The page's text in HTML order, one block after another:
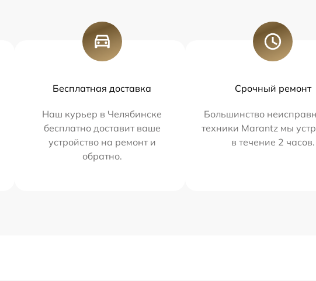
Бесплатная доставка
Наш курьер в Челябинске
бесплатно доставит ваше
устройство на ремонт и
обратно.
Срочный ремонт
Большинство
техники Marantz мы
в течение 2 часов.